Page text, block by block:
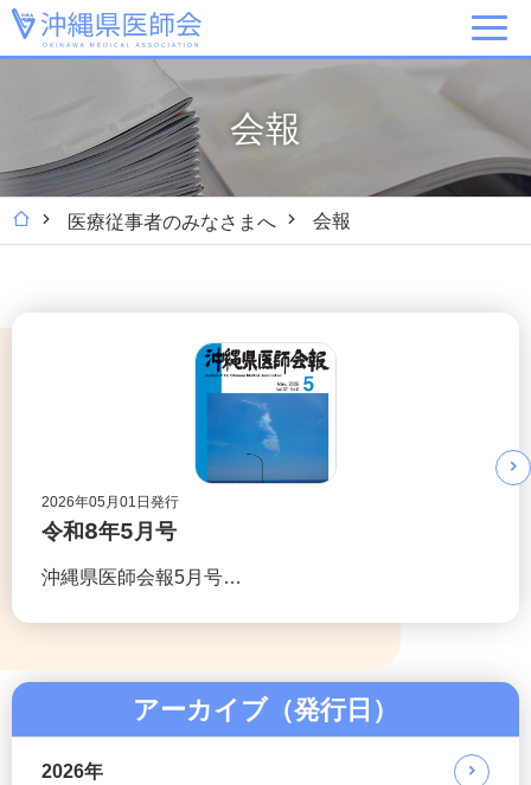
会報
医療従事者のみなさまへ 会報
2026年05月01日発行
令和8年5月号
沖縄県医師会報5月号…
アーカイブ（発行日）
2026年